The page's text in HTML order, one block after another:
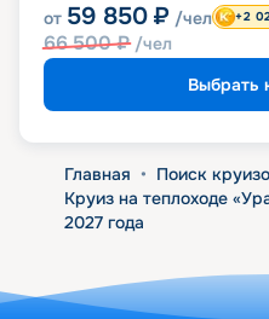
от 59 850 ₽ /чел
66 500₽ /чел
+2
Выбрать
Главная • Поиск
Круиз на теплоходе
2027 года